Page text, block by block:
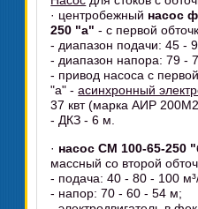
· центробежный насос
250 "а" - с первой
- диапазон подачи: 45 -
- диапазон напора: 79 -
- привод насоса с
"а" -асинхронный
37 квт (марка АИР
- ДКЗ - 6 м.
· насос СМ 100-65-250
массный со второй
- подача: 40 - 80 - 100
- напор: 70 - 60 - 54 м;